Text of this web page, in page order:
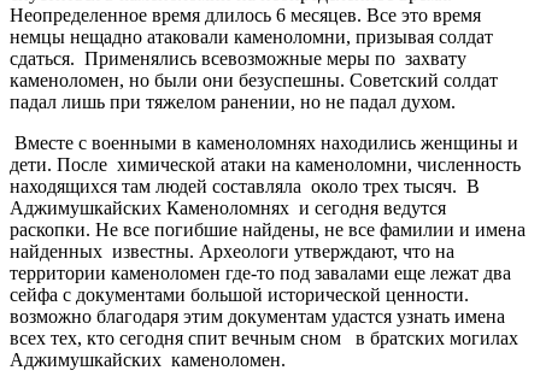
Неопределенное время длилось 6 месяцев. Все это время
немцы нещадно атаковали каменоломни, призывая солдат
сдаться. Применялись всевозможные меры по захвату
каменоломен, но были они безуспешны. Советский солдат
падал лишь при тяжелом ранении, но не падал духом.
Вместе с военными в каменоломнях находились женщины и
дети. После химической атаки на каменоломни, численность
находящихся там людей составляла около трех тысяч. В
Аджимушкайских Каменоломнях и сегодня ведутся
раскопки. Не все погибшие найдены, не все фамилии и имена
найденных известны. Археологи утверждают, что на
территории каменоломен где-то под завалами еще лежат два
сейфа с документами большой исторической ценности.
возможно благодаря этим документам удастся узнать имена
всех тех, кто сегодня спит вечным сном в братских могилах
Аджимушкайских каменоломен.